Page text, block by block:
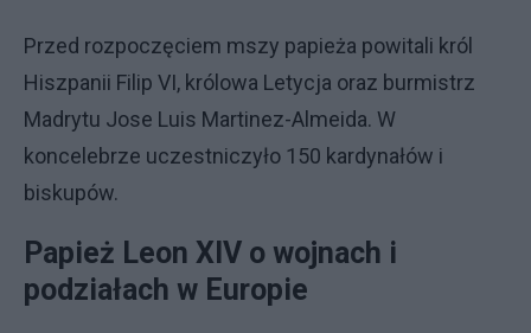
Przed rozpoczęciem mszy papieża powitali król
Hiszpanii Filip VI, królowa Letycja oraz burmistrz
Madrytu Jose Luis Martinez-Almeida. W
koncelebrze uczestniczyło 150 kardynałów i
biskupów.
Papież Leon XIV o wojnach i
podziałach w Europie